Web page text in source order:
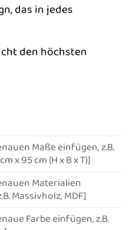
das in jedes
den höchsten
Maße einfügen, z.B.
x 95 cm (H x B x T)]
Materialien
Massivholz, MDF]
Farbe einfügen, z.B.